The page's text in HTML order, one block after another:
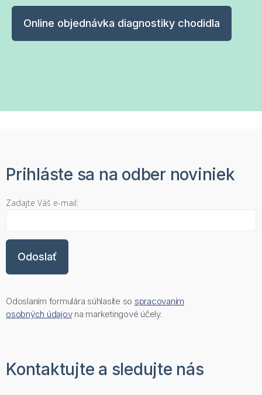
Online objednávka diagnostiky chodidla
Prihláste sa na odber noviniek
Zadajte Váš e-mail:
Odoslaním formulára súhlasíte so spracovaním
osobných údajovna marketingové účely.
Kontaktujte a sledujte nás